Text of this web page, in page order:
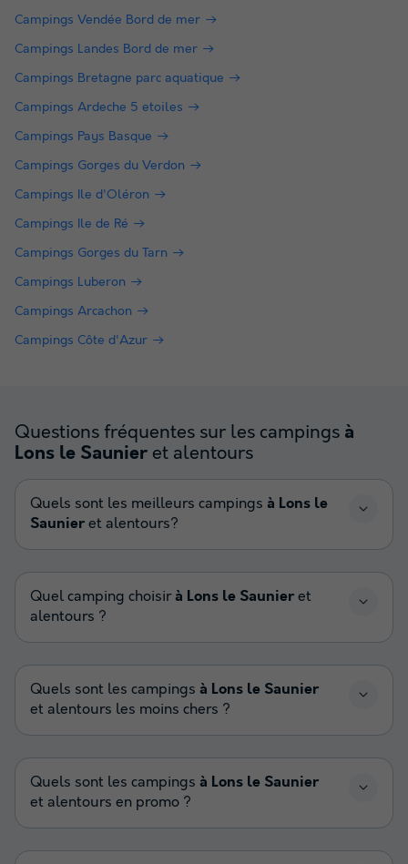
Campings Vendée Bord de mer
Campings Landes Bord de mer
Campings Bretagne parc aquatique
Campings Ardeche 5 etoiles
Campings Pays Basque
Campings Gorges du Verdon
Campings Ile d'Oléron
Campings Ile de Ré
Campings Gorges du Tarn
Campings Luberon
Campings Arcachon
Campings Côte d'Azur
Questions fréquentes sur les campings à
Lons le Saunier et alentours
Quels sont les meilleurs campings à Lons le
Saunier et alentours?
Quel camping choisirà Lons le Saunier et
alentours ?
Quels sont les campings à Lons le Saunier
et alentours les moins chers ?
Quels sont les campings à Lons le Saunier
et alentours en promo ?